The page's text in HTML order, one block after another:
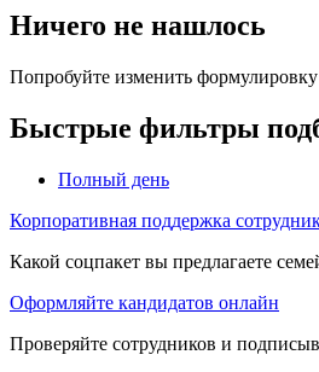
Ничего не нашлось
Попробуйте изменить
Быстрые фильтры
Полный день
Корпоративная поддержка
Какой соцпакет вы предлагаете
Оформляйте кандидатов онлайн
Проверяйте сотрудников и